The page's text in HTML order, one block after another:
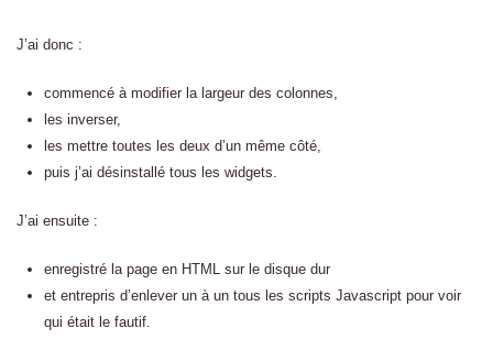
J’ai donc :
commencé à modifier la largeur des colonnes,
les inverser,
les mettre toutes les deux d’un même côté,
puis j’ai désinstallé tous les widgets.
J’ai ensuite :
enregistré la page en HTML sur le disque dur
et entrepris d’enlever un à un tous les scripts Javascript pour voir
qui était le fautif.